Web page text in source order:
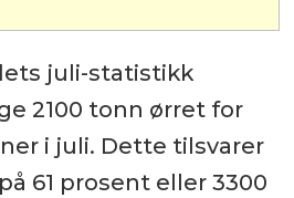
juli-statistikk
2100 tonn ørret for
i juli. Dette tilsvarer
61 prosent eller 3300